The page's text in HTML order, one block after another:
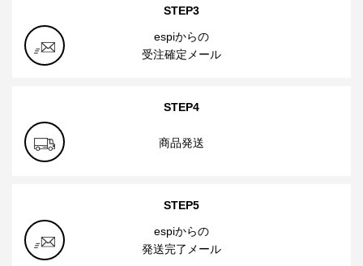
STEP3
espiからの
受注確定メール
STEP4
商品発送
STEP5
espiからの
発送完了メール